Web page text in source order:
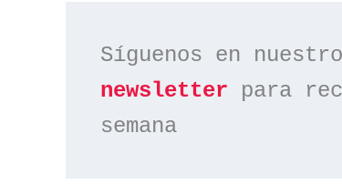
Síguenos en
newsletter para
semana